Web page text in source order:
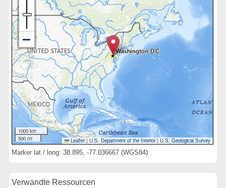
1000 km
500 mi
Leaflet | U.S. Department of the Interior|U.S. Geological Survey
Marker lat / long: 38.895, -77.036667 (WGS84)
Verwandte Ressourcen